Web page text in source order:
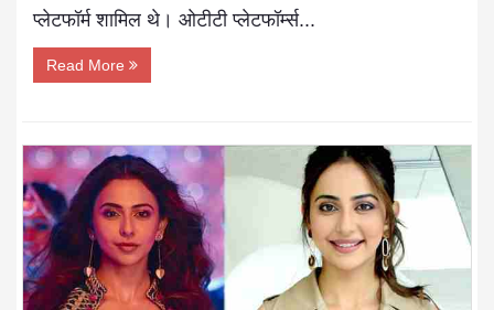
प्लेटफॉर्म शामिल थे। ओटीटी प्लेटफॉर्म्स...
Read More